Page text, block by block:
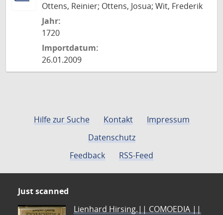
Ottens, Reinier; Ottens, Josua; Wit, Frederik
Jahr:
1720
Importdatum:
26.01.2009
Hilfe zur Suche Kontakt
Impressum
Datenschutz
Feedback
RSS-Feed
Just scanned
Lienhard Hirsing.|| COMOEDIA ||